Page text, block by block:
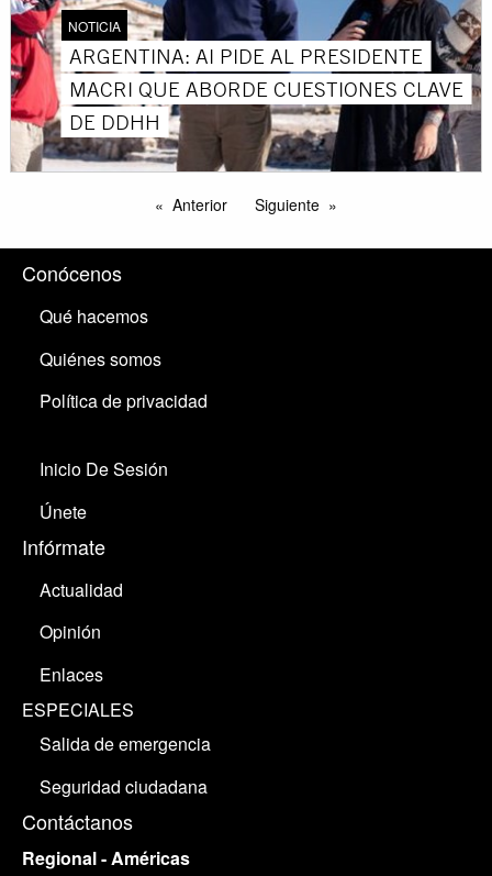
NOTICIA
ARGENTINA: AI PIDE AL PRESIDENTE
MACRI QUE ABORDE CUESTIONES CLAVE
DE DDHH
Anterior Siguiente
Conócenos
Qué hacemos
Quiénes somos
Política de privacidad
Inicio De Sesión
Únete
Infórmate
Actualidad
Opinión
Enlaces
ESPECIALES
Salida de emergencia
Seguridad ciudadana
Contáctanos
Regional - Américas